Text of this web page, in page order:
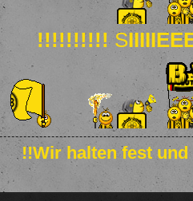
!!!!!!!!!!S
!!Wir halten fest